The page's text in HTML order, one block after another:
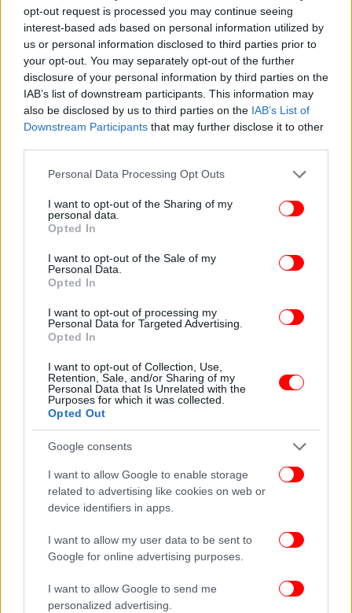
opt-out request is processed you may continue seeing
interest-based ads based on personal information utilized by
us or personal information disclosed to third parties prior to
your opt-out. You may separately opt-out of the further
disclosure of your personal information by third parties on the
IAB’s list of downstream participants. This information may
also be disclosed by us to third parties on the IAB’s List of
Downstream Participants that may further disclose it to other
Please note that this website/app uses one or more Google
not limited to your visit or usage behaviour. You may click to
grant or deny consent to Google and its third-party tags to
use your data for below specified purposes in below Google
consent section.
Personal Data Processing Opt Outs
I want to opt-out of the Sharing of my
personal data.
Opted In
I want to opt-out of the Sale of my
Personal Data.
Opted In
I want to opt-out of processing my
Personal Data for Targeted Advertising.
Opted In
I want to opt-out of Collection, Use,
Retention, Sale, and/or Sharing of my
Personal Data that Is Unrelated with the
Purposes for which it was collected.
Opted Out
Google consents
I want to allow Google to enable storage
related to advertising like cookies on web or
device identifiers in apps.
I want to allow my user data to be sent to
Google for online advertising purposes.
I want to allow Google to send me
personalized advertising.
ΠΕΡΙΣΣΟΤΕΡΑ ΒΙΝΤΕΟ
Ακολουθήστε το
πρώτοι όλες τις ειδήσεις
Δείτε όλες τις τελευταίεςΕιδήσειςαπό την Ελλάδα και τον Κόσμο,
ΔΙΑΒΑΣΤΕ ΠΕΡΙΣΣΟΤΕΡΑ ΕΞΆΡΧΕΙΑ ΑΠΌΠΕΙΡΑ ΒΙΑΣΜΟΎ 22ΧΡΟΝΗ